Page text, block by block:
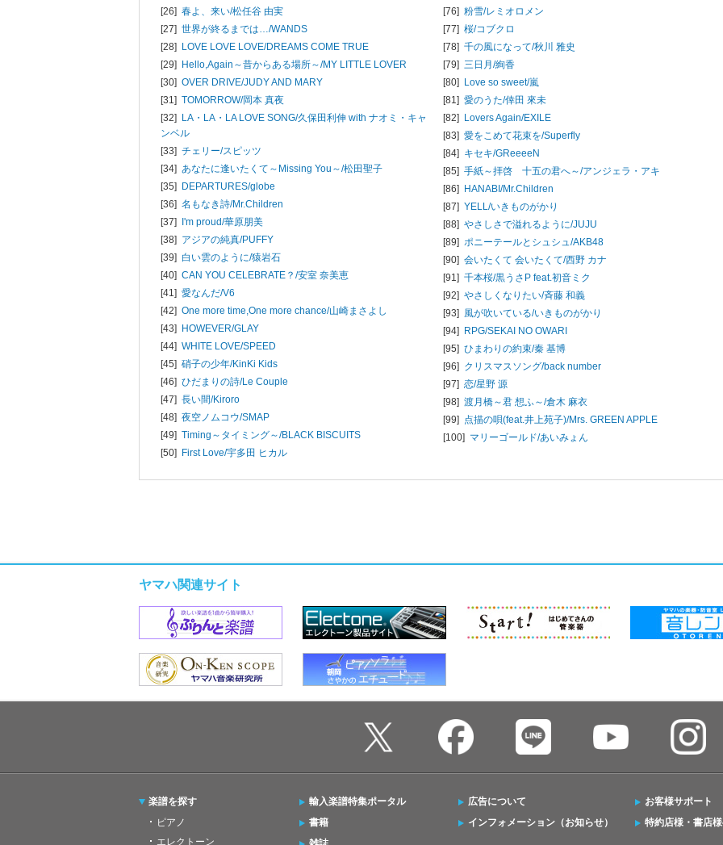
[26] 春よ、来い/松任谷 由実
[27] 世界が終るまでは…/WANDS
[28] LOVE LOVE LOVE/DREAMS COME TRUE
[29] Hello,Again～昔からある場所～/MY LITTLE LOVER
[30] OVER DRIVE/JUDY AND MARY
[31] TOMORROW/岡本 真夜
[32] LA・LA・LA LOVE SONG/久保田利伸 with ナオミ・キャ
ンベル
[33] チェリー/スピッツ
[34] あなたに逢いたくて～Missing You～/松田聖子
[35] DEPARTURES/globe
[36] 名もなき詩/Mr.Children
[37] I'm proud/華原朋美
[38] アジアの純真/PUFFY
[39] 白い雲のように/猿岩石
[40] CAN YOU CELEBRATE？/安室 奈美恵
[41] 愛なんだ/V6
[42] One more time,One more chance/山崎まさよし
[43] HOWEVER/GLAY
[44] WHITE LOVE/SPEED
[45] 硝子の少年/KinKi Kids
[46] ひだまりの詩/Le Couple
[47] 長い間/Kiroro
[48] 夜空ノムコウ/SMAP
[49] Timing～タイミング～/BLACK BISCUITS
[50] First Love/宇多田 ヒカル
[76] 粉雪/レミオロメン
[77] 桜/コブクロ
[78] 千の風になって/秋川 雅史
[79] 三日月/絢香
[80] Love so sweet/嵐
[81] 愛のうた/倖田 來未
[82] Lovers Again/EXILE
[83] 愛をこめて花束を/Superfly
[84] キセキ/GReeeeN
[85] 手紙～拝啓 十五の君へ～/アンジェラ・アキ
[86] HANABI/Mr.Children
[87] YELL/いきものがかり
[88] やさしさで溢れるように/JUJU
[89] ポニーテールとシュシュ/AKB48
[90] 会いたくて 会いたくて/西野 カナ
[91] 千本桜/黒うさP feat.初音ミク
[92] やさしくなりたい/斉藤 和義
[93] 風が吹いている/いきものがかり
[94] RPG/SEKAI NO OWARI
[95] ひまわりの約束/秦 基博
[96] クリスマスソング/back number
[97] 恋/星野 源
[98] 渡月橋～君 想ふ～/倉木 麻衣
[99] 点描の唄(feat.井上苑子)/Mrs. GREEN APPLE
[100] マリーゴールド/あいみょん
ヤマハ関連サイト
楽譜を探す
ピアノ
エレクトーン
輸入楽譜特集ポータル
書籍
広告について
インフォメーション（お知らせ）
お客様サポート
特約店様・書店